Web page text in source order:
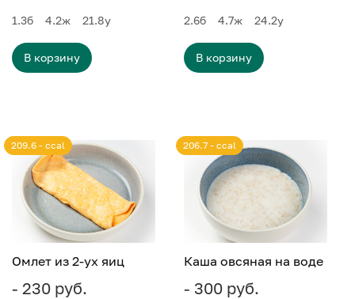
1.3б 4.2ж 21.8у
В корзину
2.6б 4.7ж 24.2у
В корзину
Омлет из 2-ух яиц
- 230 руб.
209.6 - ccal
Каша овсяная на воде
- 300 руб.
206.7 - ccal